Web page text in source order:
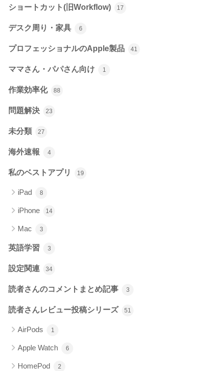
ショートカット(旧Workflow) 17
デスク周り・家具 6
プロフェッショナルのApple製品 41
ママさん・パパさん向け 1
作業効率化 88
問題解決 23
未分類 27
海外速報 4
私のベストアプリ 19
iPad 8
iPhone 14
Mac 3
英語学習 3
設定関連 34
読者さんのコメントまとめ記事 3
読者さんレビュー投稿シリーズ 51
AirPods 1
Apple Watch 6
HomePod 2